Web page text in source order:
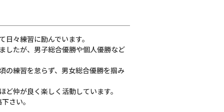
々練習に励んでいます。
したが、男子総合優勝や個人優勝など
の練習を怠らず、男女総合優勝を掴み
仲が良く楽しく活動しています。
さい。